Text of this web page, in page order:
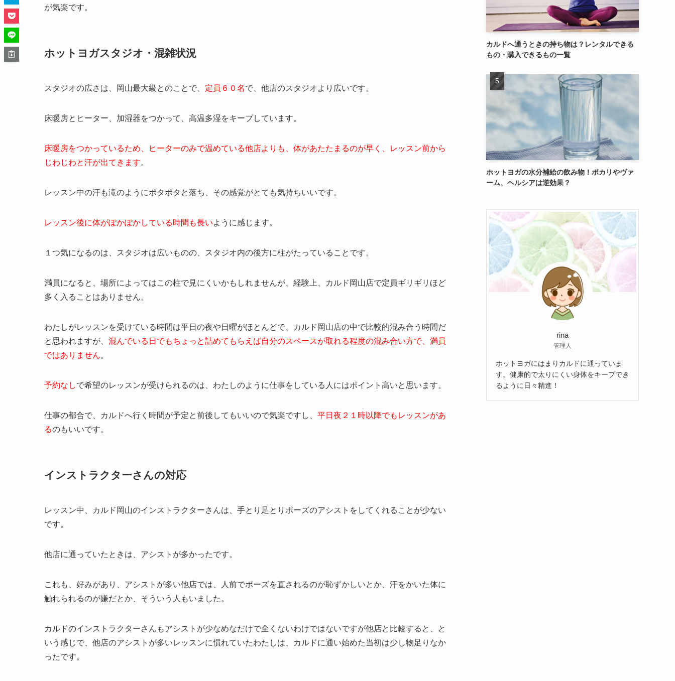
が気楽です。
ホットヨガスタジオ・混雑状況
スタジオの広さは 岡山最大級とのことで 定員６０名で、他店のスタジオより広いです。
床暖房とヒーター、加湿器をつかって、高温多湿をキープしています。
床暖房をつかっているため、ヒーターのみで温めている他店よりも、体があたたまるのが早く、レッスン前から
じわじわと汗が出てきます。
レッスン中の汗も滝のようにポタポタと落ち、その感覚がとても気持ちいいです。
レッスン後に体がぽかぽかしている時間も長いように感じます。
１つ気になるのは、スタジオは広いものの、スタジオ内の後方に柱がたっていることです。
満員になると、場所によってはこの柱で見にくいかもしれませんが、経験上、カルド岡山店で定員ギリギリほど
多く入ることはありません。
わたしがレッスンを受けている時間は平日の夜や日曜がほとんどで 、カルド岡山店の中で比較的混み合う時間だ
と思われますが、 混んでいる 日でもちょっと詰めて もらえば自分のスペースが取れる程度の混み合い方で、満員
ではありません。
予約なしで希望のレッスンが受けられるのは、わたしのように仕事をしている人にはポイント高いと思います。
仕事の都合で、カルドへ行く時間が予定と前後してもいいので気楽ですし、 平日夜２１時以降でもレッスンがあ
るのもいいです。
インストラクターさんの対応
レッスン中、カルド岡山のインストラクターさんは、手とり足とりポーズのアシストをしてくれることが少ない
です。
他店に通っていたときは、アシストが多かったです。
これも、好みがあり、アシストが多い他店では、人前でポーズを直されるのが恥ずかしいとか、汗をかいた体に
触れられるのが嫌だとか、そういう人もいました。
カルドのインストラクターさんもアシストが少なめなだけで全くないわけではないですが他店と比較すると、と
いう感じで、他店のアシストが多いレッスンに慣れていたわたしは、カルドに通い始めた当初は少し物足りなか
ったです。
カルドへ通うときの持ち物は？レンタルできる
もの・購入できるもの一覧
ホットヨガの水分補給の飲み物！ポカリやヴァ
ーム、ヘルシアは逆効果？
rina
管理人
ホットヨガにはまりカルドに通っていま
す。健康的で太りにくい身体をキープでき
るように日々精進！